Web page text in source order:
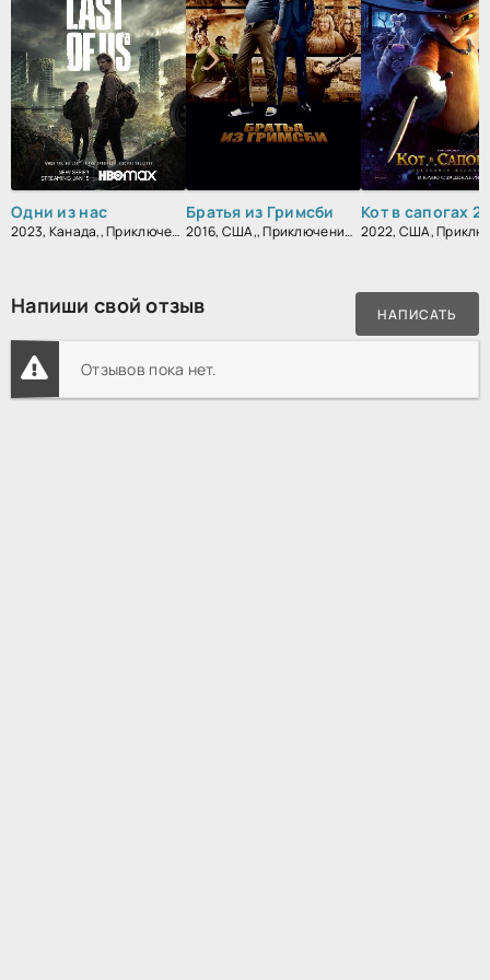
Одни из нас
2023, Канада,, Приключения, Ужасы, Фантастика, Боевик, Триллер, Драма
Братья из Гримсби
2016, США,, Приключения, Комедия, Боевик, Зарубежный
Напиши свой отзыв НАПИСАТЬ
Отзывов пока нет.